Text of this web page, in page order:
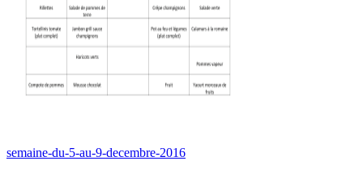
semaine-du-5-au-9-decembre-2016